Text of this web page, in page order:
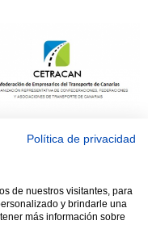
Política de privacidad
de nuestros visitantes, para
y brindarle una
más información sobre